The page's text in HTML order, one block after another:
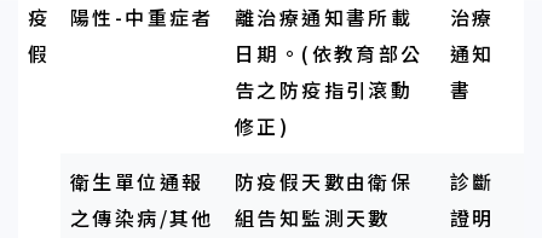
疫
假
陽性-中重症者
離治療通知書所載
日期。(依教育部公
告之防疫指引滾動
修正)
治療
通知
書
衛生單位通報
之傳染病/其他
防疫假天數由衛保
組告知監測天數
診斷
證明